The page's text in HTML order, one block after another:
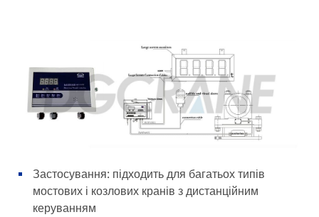
Застосування: підходить для багатьох типів
мостових і козлових кранів з дистанційним
керуванням